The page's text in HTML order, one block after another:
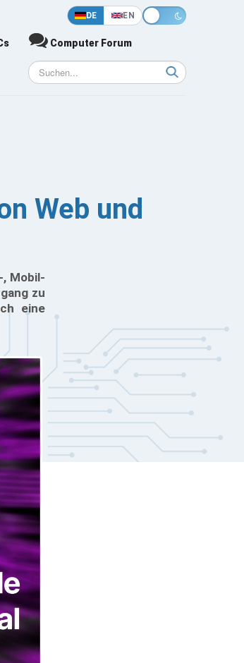
DE EN
Computer Forum
Web und
Mobil-
zu
eine